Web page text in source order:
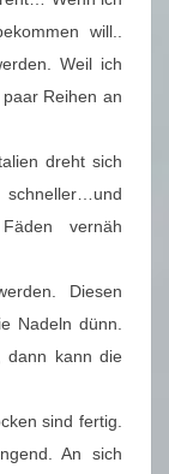
will..
Weil ich
Reihen an
dreht sich
vernäh
Diesen
Nadeln dünn.
dann kann die
sind fertig.
An sich